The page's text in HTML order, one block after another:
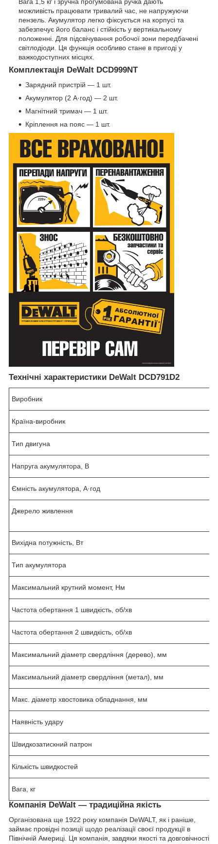
Вага 1,5 кг і зручна прогумована ручка дають
можливість працювати тривалий час, не напружуючи
пензель. Акумулятор легко фіксується на корпусі та
забезпечує його баланс і стійкість у вертикальному
положенні. Для підсвічування робочої зони передбачені
світлодіоди. Ця функція особливо стане в пригоді у
важкодоступних місцях.
Комплектація DeWalt DCD999NT
Зарядний пристрій — 1 шт.
Акумулятор (2 А·год) — 2 шт.
Магнітний тримач — 1 шт.
Кріплення на пояс — 1 шт.
Технічні характеристики DeWalt DCD791D2
Виробник
Країна-виробник
Тип двигуна
Напруга акумулятора, В
Ємність акумулятора, А·год
Джерело живлення
Вихідна потужність, Вт
Тип акумулятора
Максимальний крутний момент, Нм
Частота обертання 1 швидкість, об/хв
Частота обертання 2 швидкість, об/хв
Максимальний діаметр свердління (дерево), мм
Максимальний діаметр свердління (метал), мм
Макс. діаметр хвостовика обладнання, мм
Наявність удару
Швидкозатискний патрон
Кількість швидкостей
Вага, кг
Компанія DeWalt — традиційна якість
Організована ще 1922 року компанія DeWALT, як і раніше,
займає провідні позиції щодо реалізації своєї продукції в
Північній Америці. Ця компанія, завдяки якості та довговічності